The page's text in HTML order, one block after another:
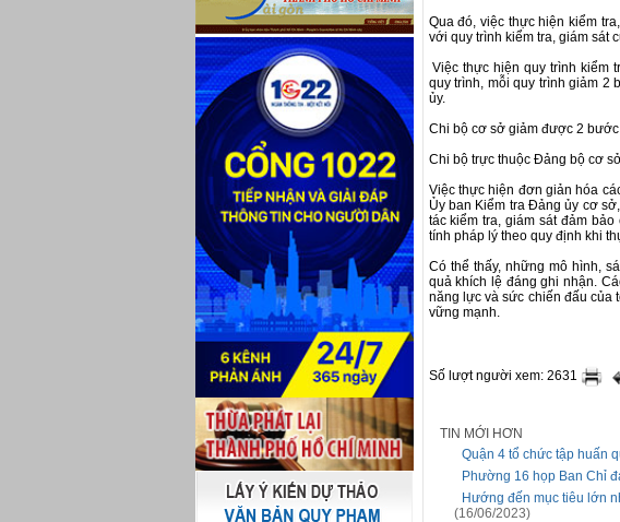
Qua đó, việc thực hiện kiểm
với quy trình kiểm tra, giám sát
Việc thực hiện quy trình kiểm
quy trình, mỗi quy trình giảm 2
ủy.
Chi bộ cơ sở giảm được 2 bước
Chi bộ trực thuộc Đảng bộ cơ
Việc thực hiện đơn giản hóa
Ủy ban Kiểm tra Đảng ủy cơ
tác kiểm tra, giám sát đảm
tính pháp lý theo quy định khi
Có thể thấy, những mô hình,
quả khích lệ đáng ghi nhận.
năng lực và sức chiến đấu của
vững mạnh.
Số lượt người xem: 2631
TIN MỚI HƠN
Quận 4 tổ chức tập huấn
Phường 16 họp Ban Chỉ
Hướng đến mục tiêu lớn
(16/06/2023)